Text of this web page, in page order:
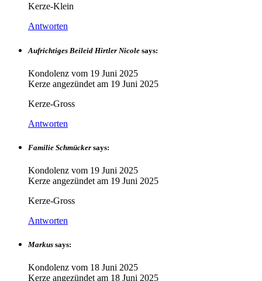
Kerze-Klein
Antworten
Aufrichtiges Beileid Hirtler Nicole says:
Kondolenz vom 19 Juni 2025
Kerze angezündet am 19 Juni 2025
Kerze-Gross
Antworten
Familie Schmücker says:
Kondolenz vom 19 Juni 2025
Kerze angezündet am 19 Juni 2025
Kerze-Gross
Antworten
Markus says:
Kondolenz vom 18 Juni 2025
Kerze angezündet am 18 Juni 2025